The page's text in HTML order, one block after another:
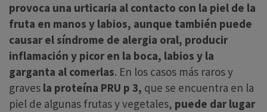
provoca una urticaria al contacto con la piel de la
fruta en manos y labios, aunque también puede
causar el síndrome de alergia oral, producir
inflamación y picor en la boca, labios y la
garganta al comerlas. En los casos más raros y
graves la proteína PRU p 3, que se encuentra en la
piel de algunas frutas y vegetales, puede dar lugar